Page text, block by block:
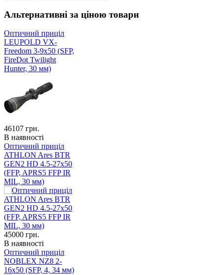
Альтернативні за ціною товари
Оптичний приціл
LEUPOLD VX-
Freedom 3-9x50 (SFP,
FireDot Twilight
Hunter, 30 мм)
46107 грн.
В наявності
Оптичний приціл
ATHLON Ares BTR
GEN2 HD 4.5-27x50
(FFP, APRS5 FFP IR
MIL, 30 мм)
45000 грн.
В наявності
Оптичний приціл
NOBLEX NZ8 2-
16x50 (SFP, 4, 34 мм)